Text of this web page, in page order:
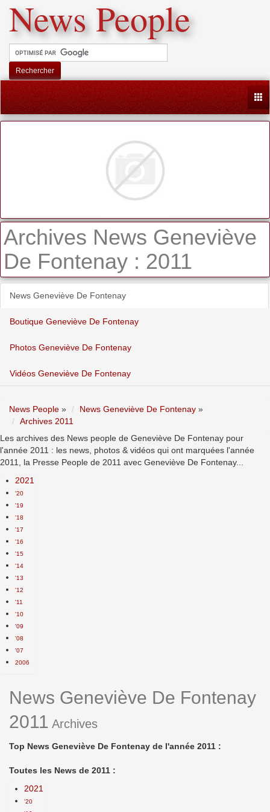
News People
Rechercher
Archives News Geneviève
De Fontenay : 2011
News Geneviève De Fontenay
Boutique Geneviève De Fontenay
Photos Geneviève De Fontenay
Vidéos Geneviève De Fontenay
News People » News Geneviève De Fontenay »
Archives 2011
Les archives des News people de Geneviève De Fontenay pour
l'année 2011 : les news, photos & vidéos qui ont marquées l'année
2011, la Presse People de 2011 avec Geneviève De Fontenay...
2021
'20
'19
'18
'17
'16
'15
'14
'13
'12
'11
'10
'09
'08
'07
2006
News Geneviève De Fontenay
2011 Archives
Top News Geneviève De Fontenay de l'année 2011 :
Toutes les News de 2011 :
2021
'20